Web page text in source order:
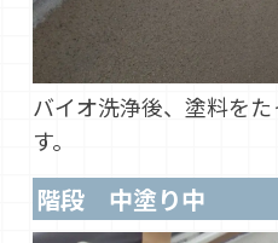
バイオ洗浄後、塗料を
す。
階段 中塗り中